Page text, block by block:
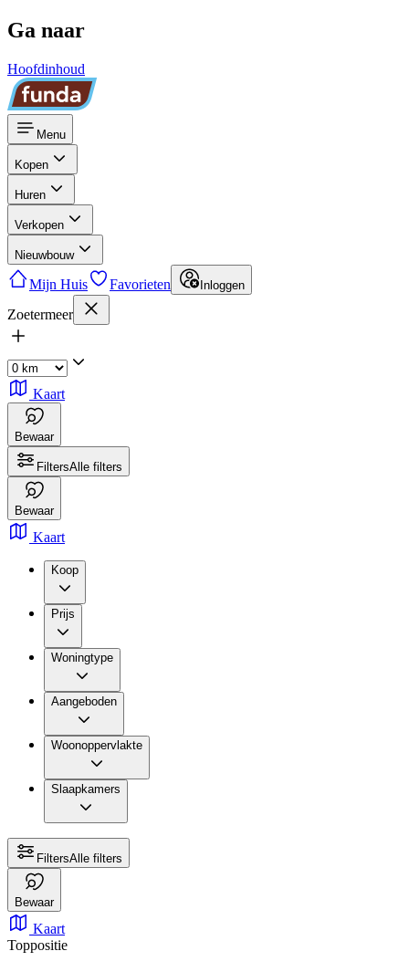
Ga naar
Hoofdinhoud
Menu
Kopen
Huren
Verkopen
Nieuwbouw
Mijn Huis Favorieten Inloggen
Zoetermeer
Kaart
Bewaar
FiltersAlle filters
Bewaar
Kaart
Koop
Prijs
Woningtype
Aangeboden
Woonoppervlakte
Slaapkamers
FiltersAlle filters
Bewaar
Kaart
Toppositie